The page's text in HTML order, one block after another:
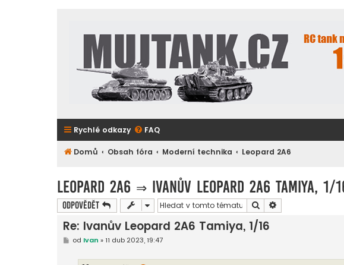
Rychlé odkazy FAQ
Domů Obsah fóra Moderní technika Leopard 2A6
Leopard 2A6 ⇒ Ivanův Leopard 2A6 Tamiya, 1/
Odpovědět Hledat
Re: Ivanův Leopard 2A6 Tamiya, 1/16
Pod Ivan » 11 dub 2023, 19:47